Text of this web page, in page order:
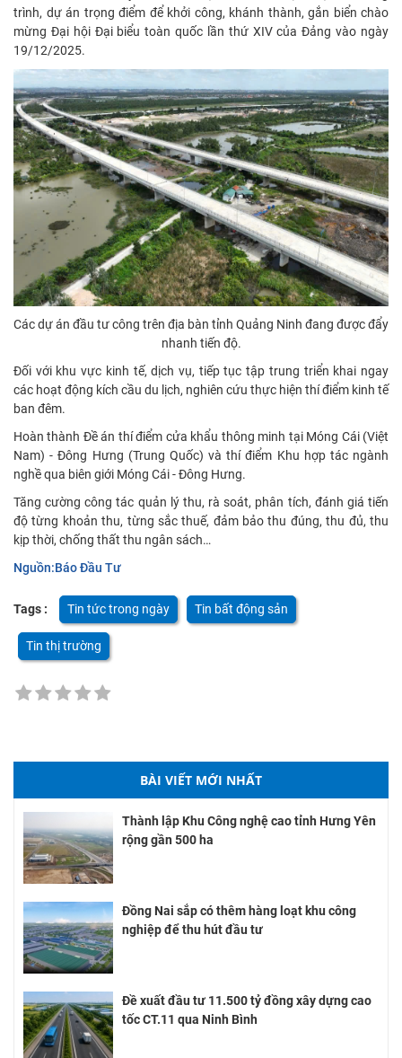
trình, dự án trọng điểm để khởi công, khánh thành, gắn biển chào
mừng Đại hội Đại biểu toàn quốc lần thứ XIV của Đảng vào ngày
19/12/2025.
Các dự án đầu tư công trên địa bàn tỉnh Quảng Ninh đang được đẩy
nhanh tiến độ.
Đối với khu vực kinh tế, dịch vụ, tiếp tục tập trung triển khai ngay
các hoạt động kích cầu du lịch, nghiên cứu thực hiện thí điểm kinh tế
ban đêm.
Hoàn thành Đề án thí điểm cửa khẩu thông minh tại Móng Cái (Việt
Nam) - Đông Hưng (Trung Quốc) và thí điểm Khu hợp tác ngành
nghề qua biên giới Móng Cái - Đông Hưng.
Tăng cường công tác quản lý thu, rà soát, phân tích, đánh giá tiến
độ từng khoản thu, từng sắc thuế, đảm bảo thu đúng, thu đủ, thu
kịp thời, chống thất thu ngân sách…
Nguồn:Báo Đầu Tư
Tags : Tin tức trong ngày Tin bất động sản
Tin thị trường
BÀI VIẾT MỚI NHẤT
Thành lập Khu Công nghệ cao tỉnh Hưng Yên
rộng gần 500 ha
Đồng Nai sắp có thêm hàng loạt khu công
nghiệp để thu hút đầu tư
Đề xuất đầu tư 11.500 tỷ đồng xây dựng cao
tốc CT.11 qua Ninh Bình